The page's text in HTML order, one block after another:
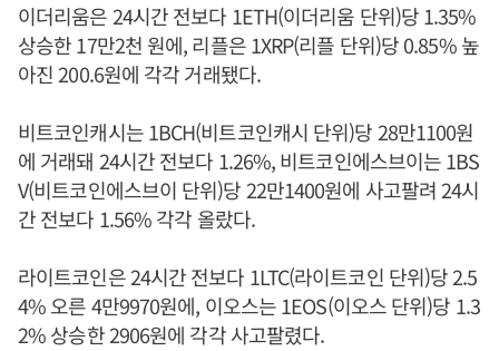
이더리움은 24시간 전보다 1ETH(이더리움 단위)당 1.35%
상승한 17만2천 원에, 리플은 1XRP(리플 단위)당 0.85% 높
아진 200.6원에 각각 거래됐다.
비트코인캐시는 1BCH(비트코인캐시 단위)당 28만1100원
에 거래돼 24시간 전보다 1.26%, 비트코인에스브이는 1BS
V(비트코인에스브이 단위)당 22만1400원에 사고팔려 24시
간 전보다 1.56% 각각 올랐다.
라이트코인은 24시간 전보다 1LTC(라이트코인 단위)당 2.5
4% 오른 4만9970원에, 이오스는 1EOS(이오스 단위)당 1.3
2% 상승한 2906원에 각각 사고팔렸다.